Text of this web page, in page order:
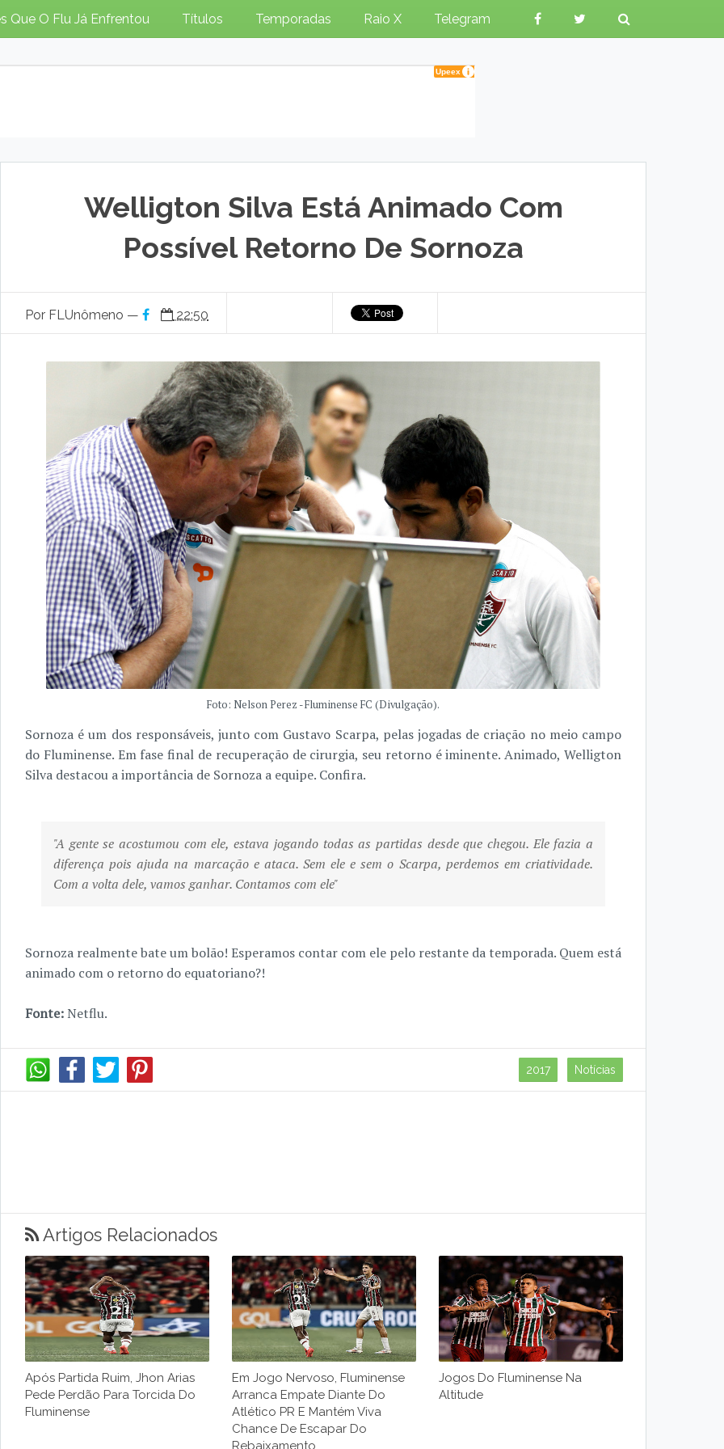
Que O Flu Já Enfrentou Títulos Temporadas Raio X Telegram
Welligton Silva Está Animado Com
Possível Retorno De Sornoza
Por FLUnômeno — 22:50
Foto: Nelson Perez - Fluminense FC (Divulgação).
Sornoza é um dos responsáveis, junto com Gustavo Scarpa, pelas jogadas de criação no meio campo
do Fluminense. Em fase final de recuperação de cirurgia, seu retorno é iminente. Animado, Welligton
Silva destacou a importância de Sornoza a equipe. Confira.
"A gente se acostumou com ele, estava jogando todas as partidas desde que chegou. Ele fazia a
diferença pois ajuda na marcação e ataca. Sem ele e sem o Scarpa, perdemos em criatividade.
Com a volta dele, vamos ganhar. Contamos com ele"
Sornoza realmente bate um bolão! Esperamos contar com ele pelo restante da temporada. Quem está
animado com o retorno do equatoriano?!
Fonte:Netflu.
2017 Notícias
Artigos Relacionados
Após Partida Ruim, Jhon Arias
Pede Perdão Para Torcida Do
Fluminense
Em Jogo Nervoso, Fluminense
Arranca Empate Diante Do
Atlético PR E Mantém Viva
Chance De Escapar Do
Rebaixamento
Jogos Do Fluminense Na
Altitude